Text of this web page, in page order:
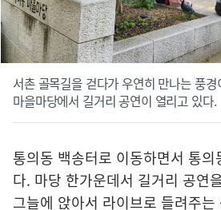
서촌 골목길을 걷다가 우연히 만나는 풍
마을마당에서 길거리 공연이 열리고 있다.
통의동 백송터로 이동하면서 통
다. 마당 한가운데서 길거리 공연
그늘에 앉아서 라이브로 들려주